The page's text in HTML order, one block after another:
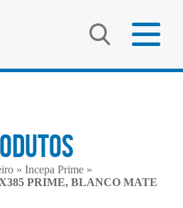
» Incepa Prime »
PRIME, BLANCO MATE